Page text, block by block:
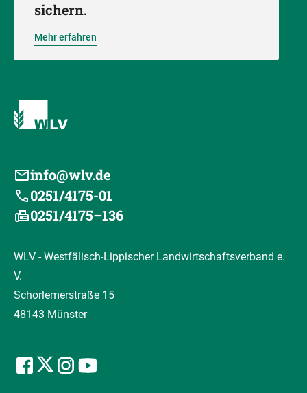
sichern.
Mehr erfahren
info@wlv.de
0251/4175-01
0251/4175–136
WLV - Westfälisch-Lippischer Landwirtschaftsverband e.
V.
Schorlemerstraße 15
48143 Münster